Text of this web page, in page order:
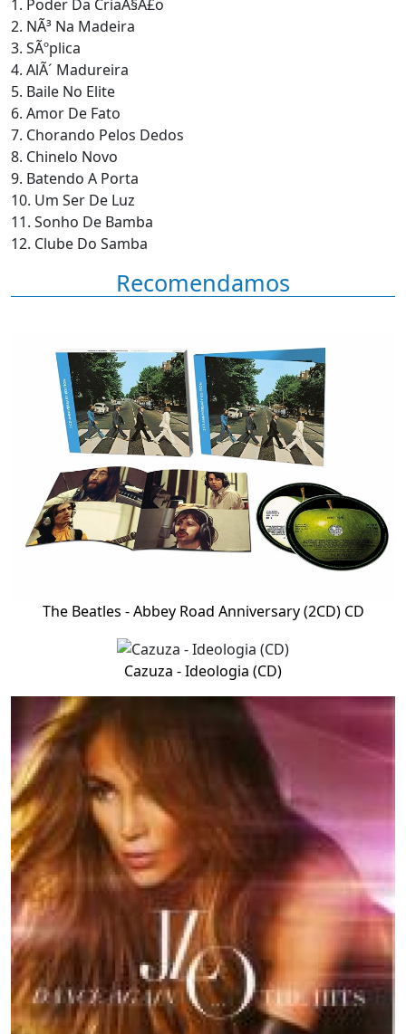
1. Poder Da CriaÃ§Ã£o
2. NÃ³ Na Madeira
3. SÃºplica
4. AlÃ´ Madureira
5. Baile No Elite
6. Amor De Fato
7. Chorando Pelos Dedos
8. Chinelo Novo
9. Batendo A Porta
10. Um Ser De Luz
11. Sonho De Bamba
12. Clube Do Samba
Recomendamos
The Beatles - Abbey Road Anniversary (2CD) CD
Cazuza - Ideologia (CD)